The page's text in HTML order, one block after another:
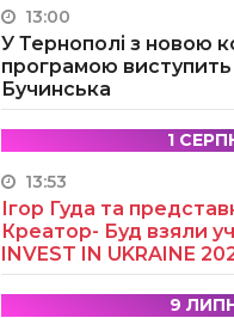
13:00
У Тернополі з новою
програмою виступить
Бучинська
1
13:53
Ігор Гуда та
Креатор- Буд взяли
INVEST IN UKRAINE
9